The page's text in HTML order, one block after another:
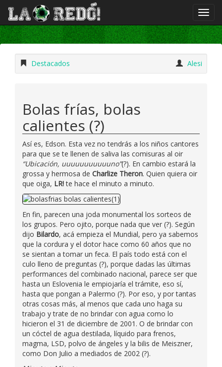
Destacados Alesi
Bolas frías, bolas
calientes (?)
Así es, Edson. Esta vez no tendrás a los niños cantores
para que se te llenen de saliva las comisuras al oir
“Ubicación, uuuuuuuuuuuno”(?). En cambio estará la
grossa y hermosa de Charlize Theron. Quien quiera oir
que oiga, LR!te hace el minuto a minuto.
En fin, parecen una joda monumental los sorteos de
los grupos. Pero ojito, porque nada que ver (?). Según
dijo Bilardo, acá empieza el Mundial, pero ya sabemos
que la cordura y el dotor hace como 60 años que no
se sientan a tomar un feca. El país todo está con el
culo lleno de preguntas (?), porque dadas las últimas
performances del combinado nacional, parece ser que
hasta un Eslovenia le empiojaría el trámite, eso sí,
hasta que pongan a Palermo (?). Por eso, y por tantas
otras cosas más, al menos que cada uno haga su
trabajo y trate de no brindar con agua como lo
hicieron el 31 de diciembre de 2001. O de brindar con
un cóctel de agua destilada, líquido para frenos,
magma, LSD, polvo de ángeles y la bilis de Meiszner,
como Don Julio a mediados de 2002 (?).